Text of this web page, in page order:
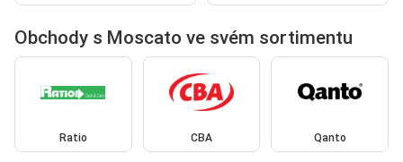
Obchody s Moscato ve svém sortimentu
Ratio CBA Qanto